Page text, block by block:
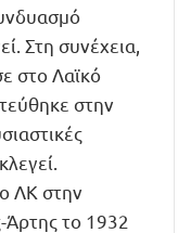
Στη συνέχεια,
στο Λαϊκό
στην
ΛΚ στην
Άρτης το 1932